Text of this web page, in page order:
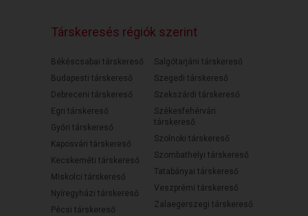
Társkeresés régiók szerint
Békéscsabai társkereső
Budapesti társkereső
Debreceni társkereső
Egri társkereső
Győri társkereső
Kaposvári társkereső
Kecskeméti társkereső
Miskolci társkereső
Nyíregyházi társkereső
Pécsi társkereső
Salgótarjáni társkereső
Szegedi társkereső
Szekszárdi társkereső
Székesfehérvári
társkereső
Szolnoki társkereső
Szombathelyi társkereső
Tatabányai társkereső
Veszprémi társkereső
Zalaegerszegi társkereső